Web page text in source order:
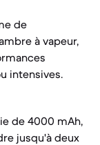
de
à vapeur,
intensives.
de 4000 mAh,
jusqu'à deux